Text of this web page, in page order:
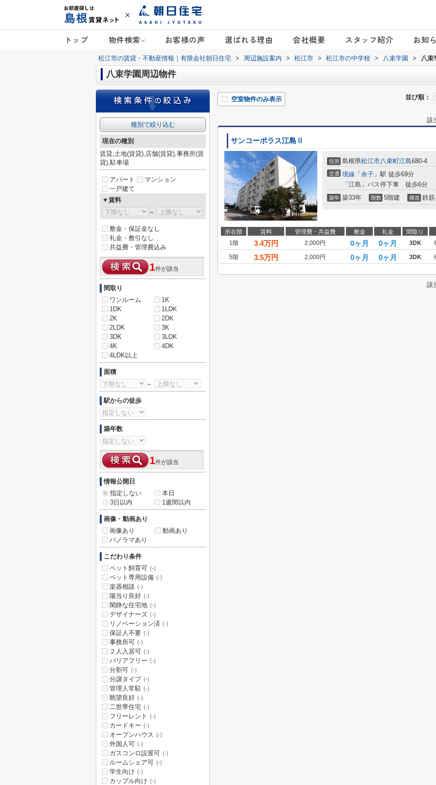
トップ 物件検索 お客様の声 選ばれる理由 会社概要 スタッフ紹介 お知
松江市の賃貸・不動産情報｜有限会社朝日住宅 > 周辺施設案内 > 松江市 > 松江市の中学校 > 八束学園 > 八束
八束学園周辺物件
並び順：
空室物件のみ表示
該
サンコーポラス江島Ⅱ
住所 島根県松江市八束町江島680-4
交通 境線 「 余子 」駅 徒歩69分
「江島」バス停下車 徒歩6分
築年 築33年 階数 5階建 構造 鉄筋
所在階 賃料 管理費・共益費 敷金 礼金 間取り
1階
3.4万円 2,000円 0ヶ月 0ヶ月 3DK
5階
3.5万円 2,000円 0ヶ月 0ヶ月 3DK
該
種別で絞り込む
現在の種別
賃貸,土地(賃貸),店舗(賃貸),事務所(賃
貸),駐車場
アパート
マンション
一戸建て
▼賃料
～
敷金・保証金なし
礼金・敷引なし
共益費・管理費込み
1件が該当
間取り
ワンルーム
1K
1DK
1LDK
2K
2DK
2LDK
3K
3DK
3LDK
4K
4DK
4LDK以上
面積
～
駅からの徒歩
築年数
1件が該当
情報公開日
指定しない
本日
3日以内
1週間以内
画像・動画あり
画像あり
動画あり
パノラマあり
こだわり条件
ペット飼育可 (-)
ペット専用設備 (-)
楽器相談 (-)
陽当り良好 (-)
閑静な住宅地 (-)
デザイナーズ (-)
リノベーション済 (-)
保証人不要 (-)
事務所可 (-)
２人入居可 (-)
バリアフリー (-)
分割可 (-)
分譲タイプ (-)
管理人常駐 (-)
眺望良好 (-)
二世帯住宅 (-)
フリーレント (-)
カードキー (-)
オープンハウス (-)
外国人可 (-)
ガスコンロ設置可 (-)
ルームシェア可 (-)
学生向け (-)
カップル向け (-)